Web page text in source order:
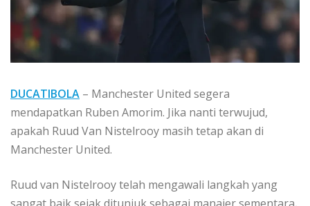
DUCATIBOLA – Manchester United segera
mendapatkan Ruben Amorim. Jika nanti terwujud,
apakah Ruud Van Nistelrooy masih tetap akan di
Manchester United.
Ruud van Nistelrooy telah mengawali langkah yang